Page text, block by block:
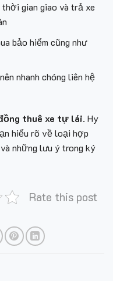
thời gian giao và trả xe
bảo hiểm cũng như
nhanh chóng liên hệ
thuê xe tự lái. Hy
hiểu rõ về loại hợp
những lưu ý trong ký
Rate this post